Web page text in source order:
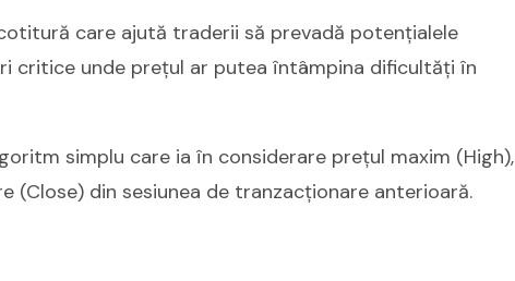
care ajută traderii să prevadă potențialele
critice unde prețul ar putea întâmpina dificultăți în
simplu care ia în considerare prețul maxim (High),
(Close) din sesiunea de tranzacționare anterioară.